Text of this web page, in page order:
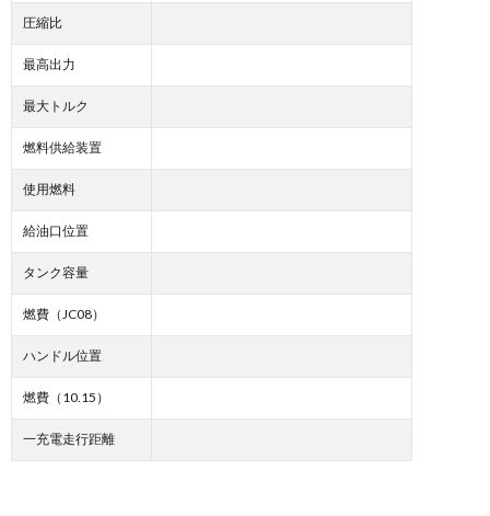
圧縮比
最高出力
最大トルク
燃料供給装置
使用燃料
給油口位置
タンク容量
燃費（JC08）
ハンドル位置
燃費（10.15）
一充電走行距離